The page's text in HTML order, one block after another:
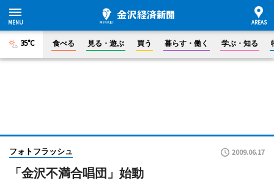
35°C 食べる 見る・遊ぶ 買う 暮らす・働く 学ぶ・知る
フォトフラッシュ 2009.06.17
「金沢不満合唱団」始動